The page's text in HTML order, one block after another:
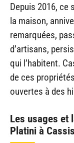
Depuis 2016, ce
la maison,
remarquées,
d’artisans,
qui l’habitent.
de ces
ouvertes à des
Les usages et
Platini à Cassis